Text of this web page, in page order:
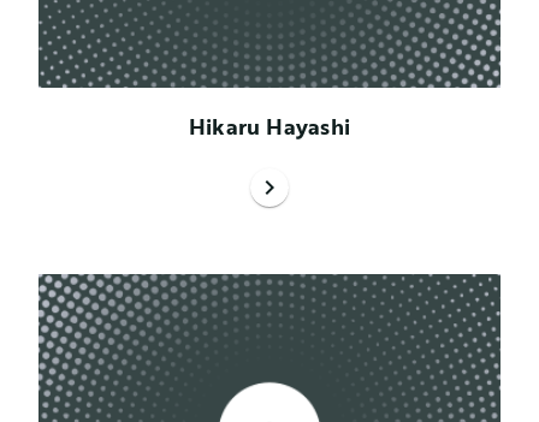
Hikaru Hayashi
chevron_right